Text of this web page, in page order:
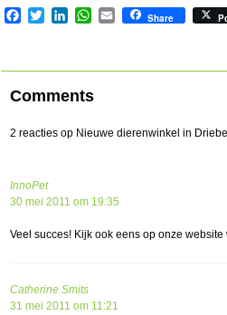
Facebook
TwitterLinkedInWhatsApp
EmailShare
Comments
2 reacties op Nieuwe dierenwinkel in
InnoPet
30 mei 2011 om 19:35
Veel succes! Kijk ook eens op onze
Catherine Smits
31 mei 2011 om 11:21